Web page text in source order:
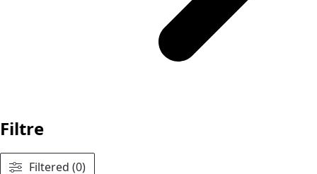
Filtre
Filtered (0)